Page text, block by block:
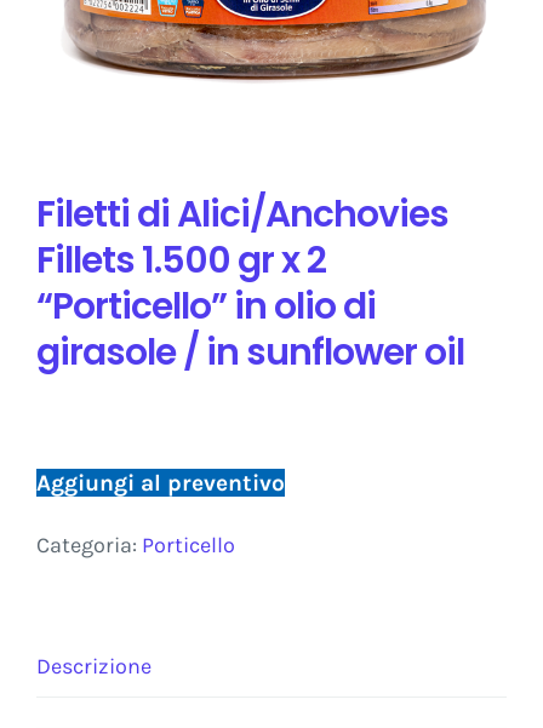
Filetti di Alici/Anchovies
Fillets 1.500 gr x 2
“Porticello” in olio di
girasole / in sunflower oil
Aggiungi al preventivo
Categoria: Porticello
Descrizione